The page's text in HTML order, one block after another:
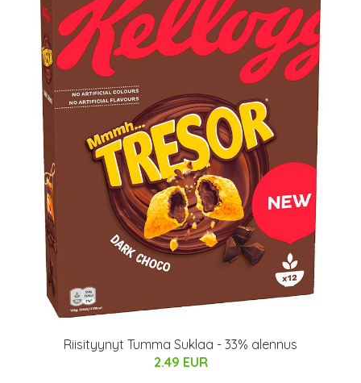
Riisityynyt Tumma Suklaa - 33% alennus
2.49 EUR